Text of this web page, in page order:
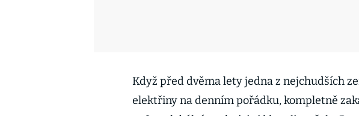
Když před dvěma lety jedna z nejchudších
elektřiny na denním pořádku, kompletně